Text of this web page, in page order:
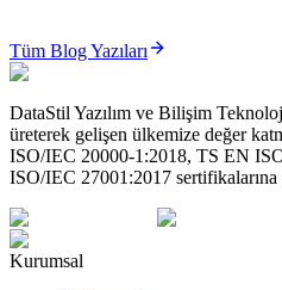
Oku
Tüm Blog Yazıları
DataStil Yazılım ve Bilişim
üreterek gelişen ülkemize değer
ISO/IEC 20000-1:2018, TS EN
ISO/IEC 27001:2017 sertifikalarına
Kurumsal